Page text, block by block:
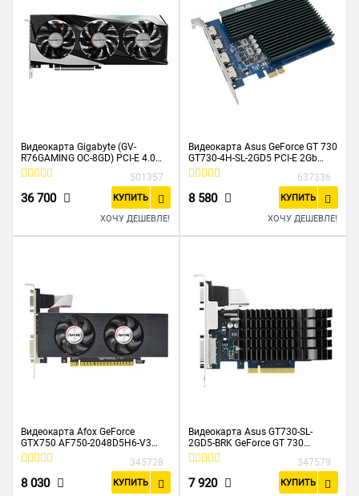
Видеокарта Gigabyte (GV-
R76GAMING OC-8GD) PCI-E 4.0
AMD Radeon RX 7600 8192Mb
128 GDDR6 2355/18000 HDMIx2
DPx2 HDCP Ret
501357
36 700 КУПИТЬ
ХОЧУ ДЕШЕВЛЕ!
Видеокарта Asus GeForce GT 730
GT730-4H-SL-2GD5 PCI-E 2Gb
GDDR5 902/5010 HDMIx4 HDCP
637336
8 580 КУПИТЬ
ХОЧУ ДЕШЕВЛЕ!
Видеокарта Afox GeForce
GTX750 AF750-2048D5H6-V3
2GB GDDR5 128BIT DVI HDMI VGA
345728
8 030 КУПИТЬ
Видеокарта Asus GT730-SL-
2GD5-BRK GeForce GT 730
90YV06N2-M0NA00 2048Mb
DVIx1/HDMIx1/CRTx1/HDCP PCI-
E Ret
347579
7 920 КУПИТЬ